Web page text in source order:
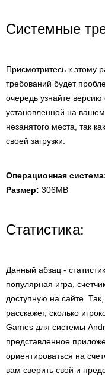
Системные
Присмотритесь к этому
требований будет
очередь узнайте
установленной на
незанятого места, так
своей загрузки.
Операционная
Размер: 306MB
Статистика:
Данный абзац -
популярная игра,
доступную на сайте.
расскажет, сколько
Games для системы
представленное
ориентироваться на
вам сверить свой и